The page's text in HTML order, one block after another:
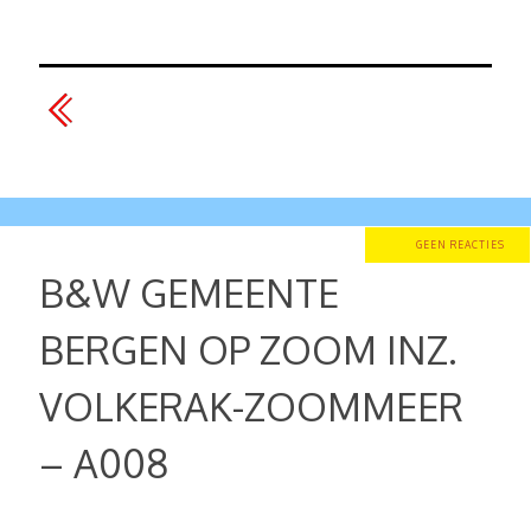
GEEN REACTIES
B&W GEMEENTE
BERGEN OP ZOOM INZ.
VOLKERAK-ZOOMMEER
– A008